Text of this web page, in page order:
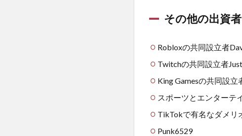
その他の出資者
Robloxの共同設立者
Twitchの共同設立者
King Gamesの共同設立
スポーツとエンターテ
TikTokで有名なダメリ
Punk6529